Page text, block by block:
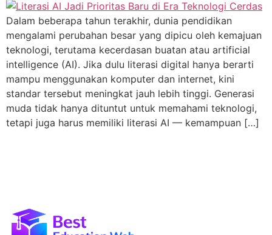
Dalam beberapa tahun terakhir, dunia pendidikan
mengalami perubahan besar yang dipicu oleh kemajuan
teknologi, terutama kecerdasan buatan atau artificial
intelligence (AI). Jika dulu literasi digital hanya berarti
mampu menggunakan komputer dan internet, kini
standar tersebut meningkat jauh lebih tinggi. Generasi
muda tidak hanya dituntut untuk memahami teknologi,
tetapi juga harus memiliki literasi AI — kemampuan […]